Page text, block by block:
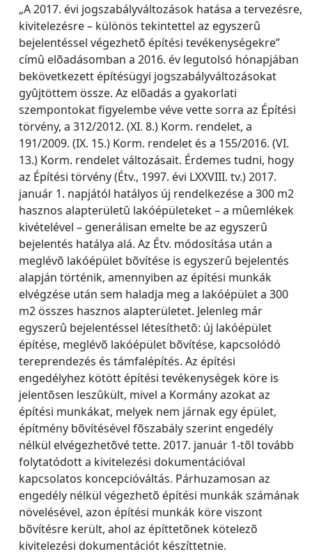
„A 2017. évi jogszabályváltozások hatása a tervezésre,
kivitelezésre – különös tekintettel az egyszerû
bejelentéssel végezhetõ építési tevékenységekre”
címû elõadásomban a 2016. év legutolsó hónapjában
bekövetkezett építésügyi jogszabályváltozásokat
gyûjtöttem össze. Az elõadás a gyakorlati
szempontokat figyelembe véve vette sorra az Építési
törvény, a 312/2012. (XI. 8.) Korm. rendelet, a
191/2009. (IX. 15.) Korm. rendelet és a 155/2016. (VI.
13.) Korm. rendelet változásait. Érdemes tudni, hogy
az Építési törvény (Étv., 1997. évi LXXVIII. tv.) 2017.
január 1. napjától hatályos új rendelkezése a 300 m2
hasznos alapterületû lakóépületeket – a mûemlékek
kivételével – generálisan emelte be az egyszerû
bejelentés hatálya alá. Az Étv. módosítása után a
meglévõ lakóépület bõvítése is egyszerû bejelentés
alapján történik, amennyiben az építési munkák
elvégzése után sem haladja meg a lakóépület a 300
m2 összes hasznos alapterületet. Jelenleg már
egyszerû bejelentéssel létesíthetõ: új lakóépület
építése, meglévõ lakóépület bõvítése, kapcsolódó
tereprendezés és támfalépítés. Az építési
engedélyhez kötött építési tevékenységek köre is
jelentõsen leszûkült, mivel a Kormány azokat az
építési munkákat, melyek nem járnak egy épület,
építmény bõvítésével fõszabály szerint engedély
nélkül elvégezhetõvé tette. 2017. január 1-tõl tovább
folytatódott a kivitelezési dokumentációval
kapcsolatos koncepcióváltás. Párhuzamosan az
engedély nélkül végezhetõ építési munkák számának
növelésével, azon építési munkák köre viszont
bõvítésre került, ahol az építtetõnek kötelezõ
kivitelezési dokumentációt készíttetnie.